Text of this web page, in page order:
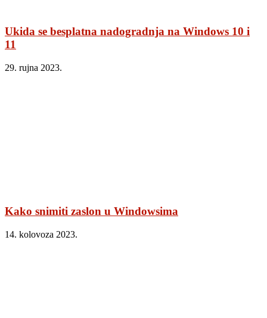
Ukida se besplatna nadogradnja na Windows 10 i
11
29. rujna 2023.
Kako snimiti zaslon u Windowsima
14. kolovoza 2023.